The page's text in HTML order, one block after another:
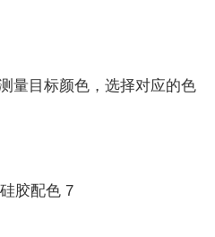
量目标颜色，选择对应的色